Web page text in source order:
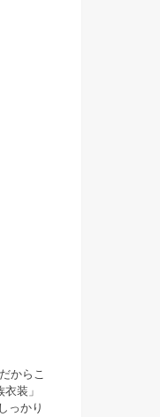
からこ
装」
っかり